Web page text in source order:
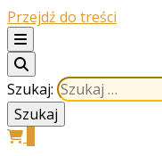
Przejdź do treści
Szukaj: